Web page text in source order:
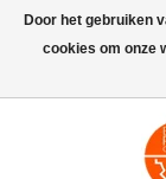
0artikelen
Door het gebruiken
cookies om onze